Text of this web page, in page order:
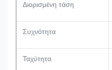
Διορισμένη τάση
Συχνότητα
Ταχύτητα